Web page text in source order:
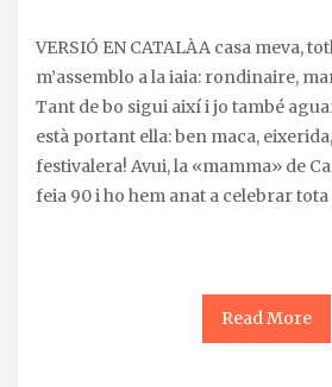
VERSIÓ EN CATALÀA casa meva, tothom em diu que
m’assemblo a la iaia: rondinaire,
Tant de bo sigui així i jo també
està portant ella: ben maca,
festivalera! Avui, la «mamma» de
feia 90 i ho hem anat a celebrar tota
Read More